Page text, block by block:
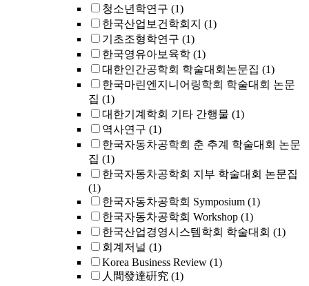
청소년학연구 (1)
한국산업보건학회지 (1)
기초조형학연구 (1)
한국영유아보육학 (1)
대한인간공학회 학술대회논문집 (1)
한국마린엔지니어링학회 학술대회 논문
집 (1)
대한기계학회 기타 간행물 (1)
역사연구 (1)
한국자동차공학회 춘 추계 학술대회 논문
집 (1)
한국자동차공학회 지부 학술대회 논문집
(1)
한국자동차공학회 Symposium (1)
한국자동차공학회 Workshop (1)
한국산업경영시스템학회 학술대회 (1)
회계저널 (1)
Korea Business Review (1)
人間發達硏究 (1)